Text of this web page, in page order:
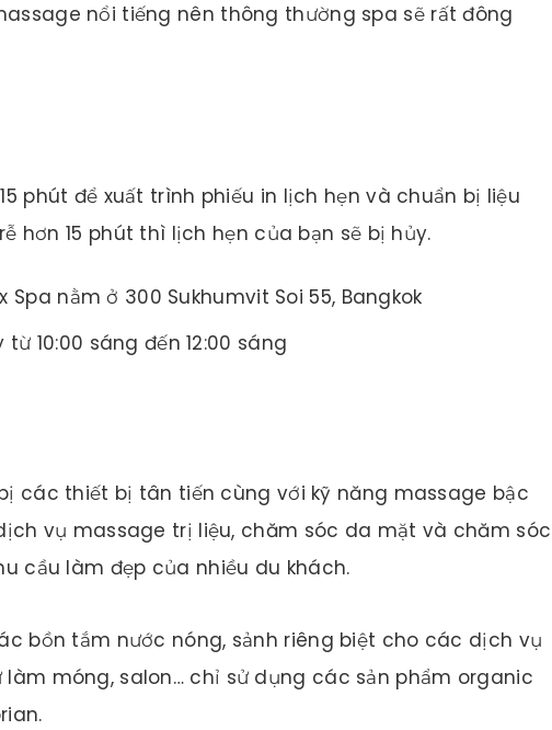
nổi tiếng nên thông thường spa sẽ rất đông
phút để xuất trình phiếu in lịch hẹn và chuẩn bị liệu
hơn 15 phút thì lịch hẹn của bạn sẽ bị hủy.
Spa nằm ở 300 Sukhumvit Soi 55, Bangkok
10:00 sáng đến 12:00 sáng
các thiết bị tân tiến cùng với kỹ năng massage bậc
vụ massage trị liệu, chăm sóc da mặt và chăm sóc
cầu làm đẹp của nhiều du khách.
bồn tắm nước nóng, sảnh riêng biệt cho các dịch vụ
làm móng, salon… chỉ sử dụng các sản phẩm organic